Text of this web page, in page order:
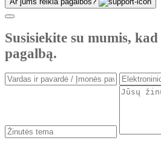
Susisiekite su mumis,
pagalbą.